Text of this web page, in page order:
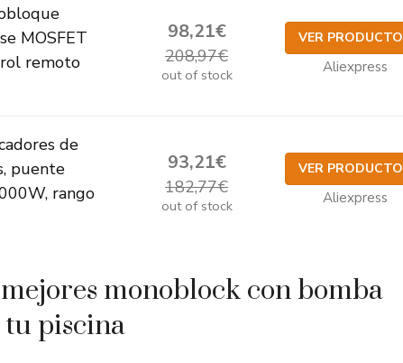
MOSFET
remoto
98,21€
208,97€
out of stock
VER PRODUCTO
Aliexpress
de
puente
rango
93,21€
182,77€
out of stock
VER PRODUCTO
Aliexpress
monoblock con bomba
tu piscina